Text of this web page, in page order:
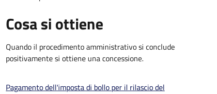
Cosa si ottiene
Quando il procedimento amministrativo si conclude
positivamente si ottiene una concessione.
Pagamento dell'imposta di bollo per il rilascio del